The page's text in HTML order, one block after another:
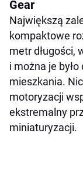
Gear
Największą
kompaktowe
metr długości,
i można je
mieszkania.
motoryzacji
ekstremalny
miniaturyzacji.